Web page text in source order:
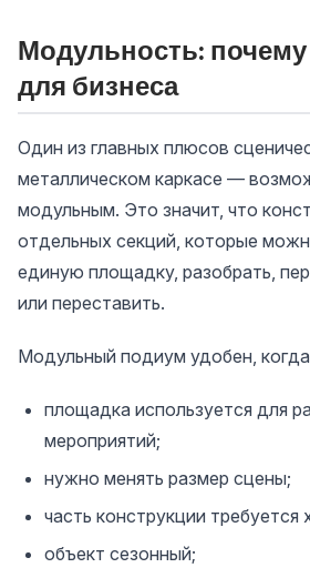
Модульность:
для бизнеса
Один из главных плюсов
металлическом каркасе —
модульным. Это значит, что
отдельных секций, которые
единую площадку, разобрать,
или переставить.
Модульный подиум удобен,
площадка используется для
мероприятий;
нужно менять размер сцены;
часть конструкции требуется
объект сезонный;